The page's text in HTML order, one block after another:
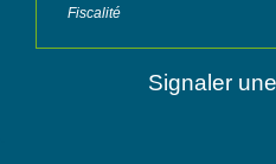
Fiscalité
Signaler